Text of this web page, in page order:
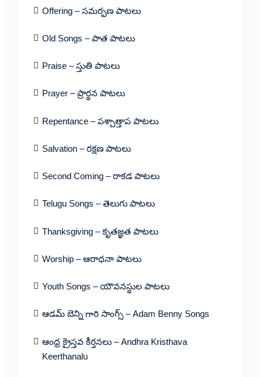
Offering – సమర్పణ పాటలు
Old Songs – పాత పాటలు
Praise – స్తుతి పాటలు
Prayer – ప్రార్థన పాటలు
Repentance – పశ్చాత్తాప పాటలు
Salvation – రక్షణ పాటలు
Second Coming – రాకడ పాటలు
Telugu Songs – తెలుగు పాటలు
Thanksgiving – కృతజ్ఞత పాటలు
Worship – ఆరాధనా పాటలు
Youth Songs – యౌవనస్థుల పాటలు
ఆడమ్ బెన్ని గారి సాంగ్స్ – Adam Benny Songs
ఆంధ్ర క్రైస్తవ కీర్తనలు – Andhra Kristhava
Keerthanalu